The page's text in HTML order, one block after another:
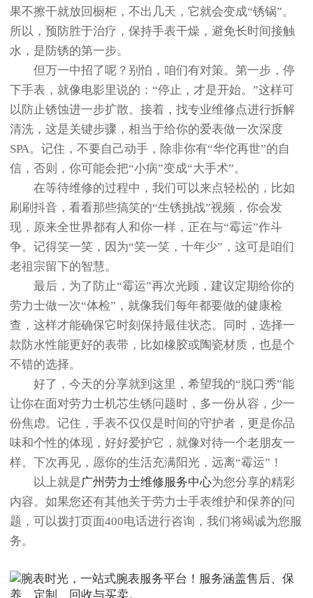
果不擦干就放回橱柜，不出几天，它就会变成“锈锅”。
所以，预防胜于治疗，保持手表干燥，避免长时间接触
水，是防锈的第一步。
但万一中招了呢？别怕，咱们有对策。第一步，停
下手表，就像电影里说的：“停止，才是开始。”这样可
以防止锈蚀进一步扩散。接着，找专业维修点进行拆解
清洗，这是关键步骤，相当于给你的爱表做一次深度
SPA。记住，不要自己动手，除非你有“华佗再世”的自
信，否则，你可能会把“小病”变成“大手术”。
在等待维修的过程中，我们可以来点轻松的，比如
刷刷抖音，看看那些搞笑的“生锈挑战”视频，你会发
现，原来全世界都有人和你一样，正在与“霉运”作斗
争。记得笑一笑，因为“笑一笑，十年少”，这可是咱们
老祖宗留下的智慧。
最后，为了防止“霉运”再次光顾，建议定期给你的
劳力士做一次“体检”，就像我们每年都要做的健康检
查，这样才能确保它时刻保持最佳状态。同时，选择一
款防水性能更好的表带，比如橡胶或陶瓷材质，也是个
不错的选择。
好了，今天的分享就到这里，希望我的“脱口秀”能
让你在面对劳力士机芯生锈问题时，多一份从容，少一
份焦虑。记住，手表不仅仅是时间的守护者，更是你品
味和个性的体现，好好爱护它，就像对待一个老朋友一
样。下次再见，愿你的生活充满阳光，远离“霉运”！
以上就是广州劳力士维修服务中心为您分享的精彩
内容。如果您还有其他关于劳力士手表维护和保养的问
题，可以拨打页面400电话进行咨询，我们将竭诚为您服
务。